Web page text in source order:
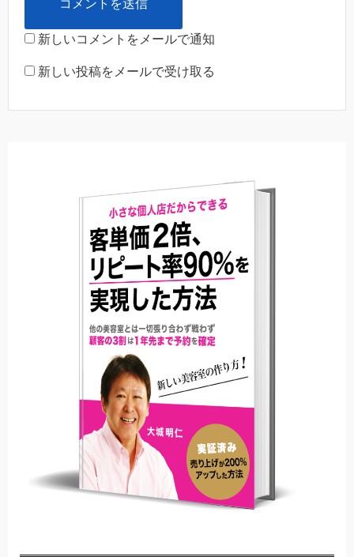
新しいコメントをメールで通知
新しい投稿をメールで受け取る